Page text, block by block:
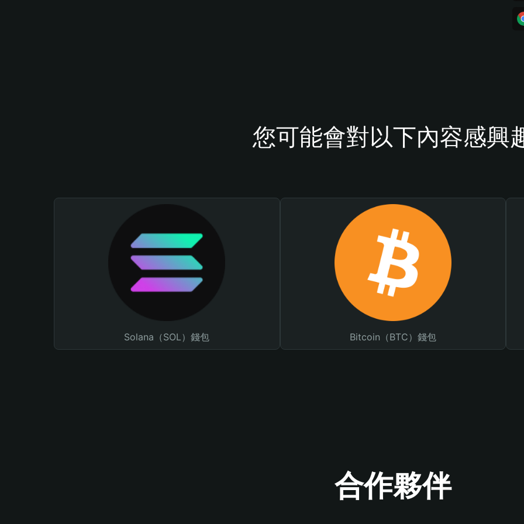
您可能會對以下內容感興
Solana（SOL）錢包 Bitcoin（BTC）錢包
合作夥伴